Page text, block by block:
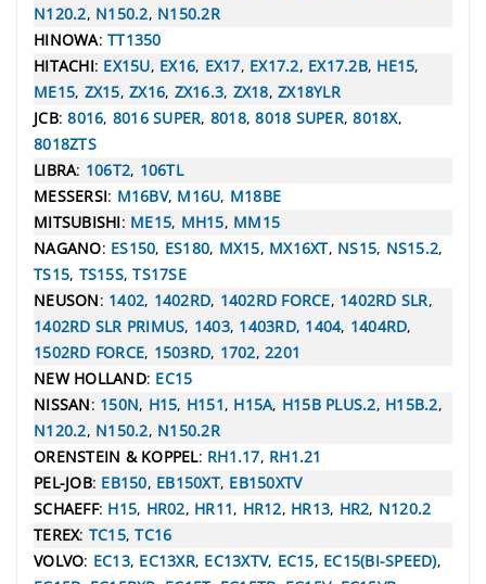
N120.2, N150.2, N150.2R
HINOWA: TT1350
HITACHI: EX15U, EX16, EX17, EX17.2, EX17.2B, HE15,
ME15, ZX15, ZX16, ZX16.3, ZX18, ZX18YLR
JCB:8016, 8016 SUPER, 8018,8018 SUPER,8018X,
8018ZTS
LIBRA: 106T2, 106TL
MESSERSI: M16BV, M16U, M18BE
MITSUBISHI: ME15, MH15, MM15
NAGANO: ES150, ES180, MX15, MX16XT, NS15, NS15.2,
TS15, TS15S,TS17SE
NEUSON: 1402, 1402RD, 1402RD FORCE, 1402RD SLR,
1402RD SLR PRIMUS, 1403, 1403RD, 1404, 1404RD,
1502RD FORCE, 1503RD, 1702, 2201
NEW HOLLAND: EC15
NISSAN: 150N, H15, H151, H15A, H15B PLUS.2, H15B.2,
N120.2, N150.2, N150.2R
ORENSTEIN & KOPPEL: RH1.17, RH1.21
PEL-JOB: EB150, EB150XT, EB150XTV
SCHAEFF: H15, HR02, HR11, HR12, HR13, HR2, N120.2
TEREX: TC15,TC16
VOLVO: EC13, EC13XR, EC13XTV, EC15, EC15(BI-SPEED),